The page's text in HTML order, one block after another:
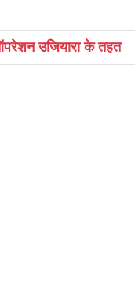
के तहत बांदे पुलिस की